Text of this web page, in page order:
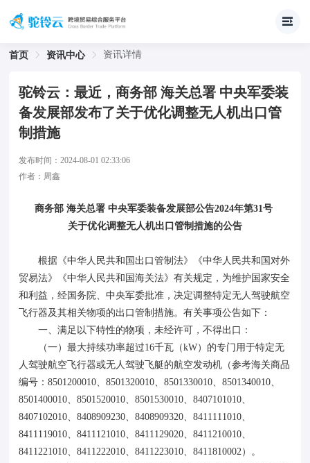
首页 资讯中心 资讯详情
驼铃云：最近，商务部 海关总署 中央军委装
备发展部发布了关于优化调整无人机出口管
制措施
发布时间：2024-08-01 02:33:06
作者： 周鑫
商务部 海关总署 中央军委装备发展部公告2024年第31号
关于优化调整无人机出口管制措施的公告
根据《中华人民共和国出口管制法》《中华人民共和国对外
贸易法》《中华人民共和国海关法》有关规定，为维护国家安全
和利益，经国务院、中央军委批准，决定调整特定无人驾驶航空
飞行器及其相关物项的出口管制措施。有关事项公告如下：
一、满足以下特性的物项，未经许可，不得出口：
（一）最大持续功率超过16千瓦（kW）的专门用于特定无
人驾驶航空飞行器或无人驾驶飞艇的航空发动机（参考海关商品
编号：8501200010、8501320010、8501330010、8501340010、
8501400010、8501520010、8501530010、8407101010、
8407102010、8408909230、8408909320、8411111010、
8411119010、8411121010、8411129020、8411210010、
8411221010、8411222010、8411223010、8411810002）。